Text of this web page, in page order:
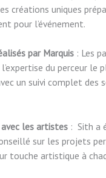
créations uniques
pour l’événement.
par Marquis: Les
du perceur le
un suivi complet des
les artistes: Sith a
sur les projets
touche artistique à